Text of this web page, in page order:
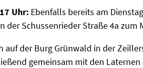
Uhr: Ebenfalls bereits am
der Schussenrieder Straße 4a zum
auf der Burg Grünwald in der
gemeinsam mit den